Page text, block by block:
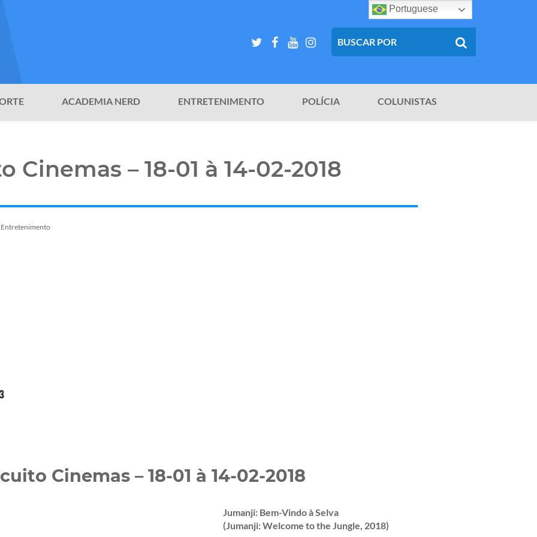
ACADEMIA NERD ENTRETENIMENTO POLÍCIA COLUNISTAS
Cinemas – 18-01 à 14-02-2018
Entretenimento
Cinemas – 18-01 à 14-02-2018
Jumanji: Bem-Vindo à Selva
(Jumanji: Welcome to the Jungle, 2018)
Portuguese